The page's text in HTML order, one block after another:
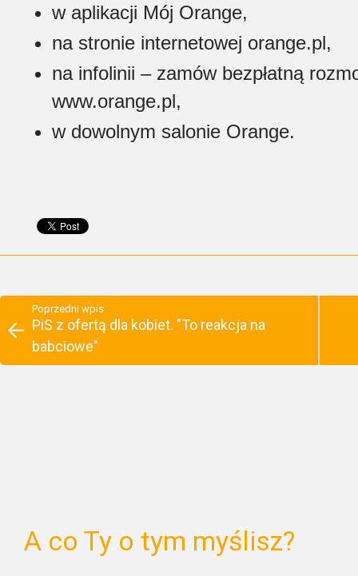
w aplikacji Mój Orange,
na stronie internetowej orange.pl,
na infolinii – zamów bezpłatną
www.orange.pl,
w dowolnym salonie Orange.
Poprzedni wpis
PiS z ofertą dla kobiet. "To reakcja na
babciowe"
A co Ty o tym myślisz?